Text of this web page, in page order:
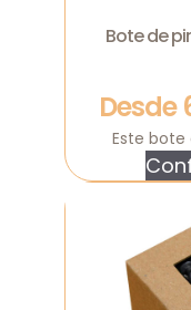
Bote de
Desde
Este bote